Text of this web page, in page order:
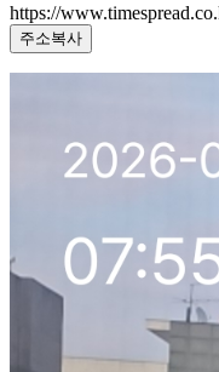
https://
주소복사